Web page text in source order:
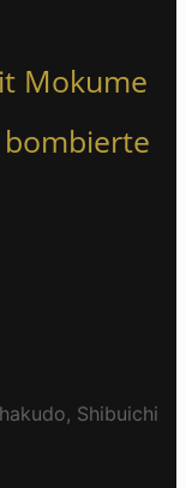
Mokume
bombierte
Shibuichi